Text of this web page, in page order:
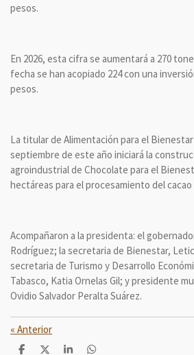
pesos.
En 2026, esta cifra se aumentará a 270
fecha se han acopiado 224 con una
pesos.
La titular de Alimentación para el
septiembre de este año iniciará la
agroindustrial de Chocolate para el
hectáreas para el procesamiento del
Acompañaron a la presidenta: el
Rodríguez; la secretaria de Bienestar,
secretaria de Turismo y Desarrollo
Tabasco, Katia Ornelas Gil; y presidente
Ovidio Salvador Peralta Suárez.
« Anterior